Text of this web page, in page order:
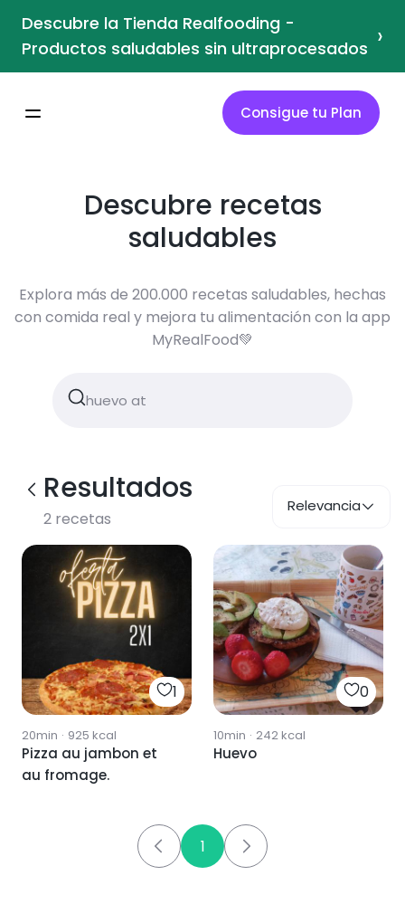
Descubre la Tienda Realfooding -
Productos saludables sin ultraprocesados ›
Consigue tu Plan
Descubre recetas
saludables
Explora más de 200.000 recetas saludables, hechas
con comida real y mejora tu alimentación con la app
MyRealFood💚
Resultados
2 recetas
Relevancia
1
20min · 925 kcal
Pizza au jambon et
au fromage.
0
10min · 242kcal
Huevo
1